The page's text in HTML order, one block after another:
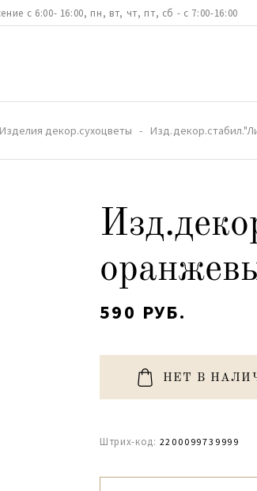
с 6:00- 16:00, пн, вт, чт, пт, сб - с 7:00-16:00
Изделия декор.сухоцветы
590 РУБ.
НЕТ В
Штрих-код: 2200099739999